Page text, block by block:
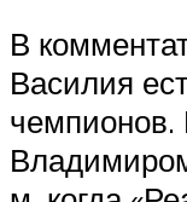
В
Василия
чемпионов.